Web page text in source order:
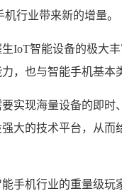
行业带来新的增量。
IoT智能设备的极大
，也与智能手机基本
实现海量设备的即
大的技术平台，从
手机行业的重量级